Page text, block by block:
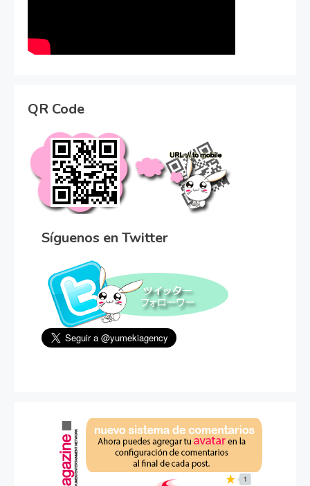
QR Code
Síguenos en Twitter